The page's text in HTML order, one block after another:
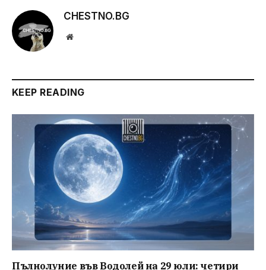
CHESTNO.BG
Website
KEEP READING
Пълнолуние във Водолей на 29 юли: четири